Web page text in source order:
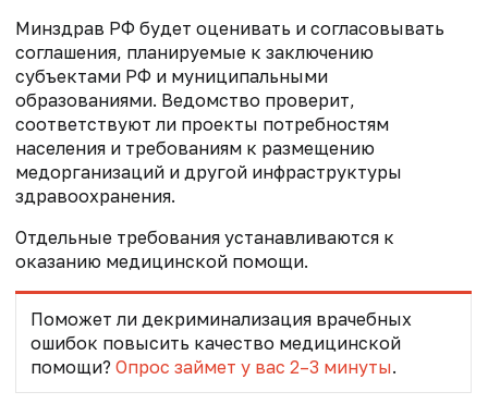
Минздрав РФ будет оценивать и согласовывать
соглашения, планируемые к заключению
субъектами РФ и муниципальными
образованиями. Ведомство проверит,
соответствуют ли проекты потребностям
населения и требованиям к размещению
медорганизаций и другой инфраструктуры
здравоохранения.
Отдельные требования устанавливаются к
оказанию медицинской помощи.
Поможет ли декриминализация врачебных
ошибок повысить качество медицинской
помощи? Опрос займет у вас 2–3 минуты.